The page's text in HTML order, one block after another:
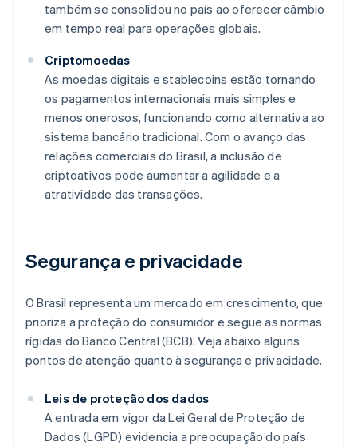
também se consolidou no país ao oferecer câmbio
em tempo real para operações globais.
Criptomoedas
As moedas digitais e stablecoins estão tornando
os pagamentos internacionais mais simples e
menos onerosos, funcionando como alternativa ao
sistema bancário tradicional. Com o avanço das
relações comerciais do Brasil, a inclusão de
criptoativos pode aumentar a agilidade e a
atratividade das transações.
Segurança e privacidade
O Brasil representa um mercado em crescimento, que
prioriza a proteção do consumidor e segue as normas
rígidas do Banco Central (BCB). Veja abaixo alguns
pontos de atenção quanto à segurança e privacidade.
Leis de proteção dos dados
A entrada em vigor da Lei Geral de Proteção de
Dados (LGPD) evidencia a preocupação do país